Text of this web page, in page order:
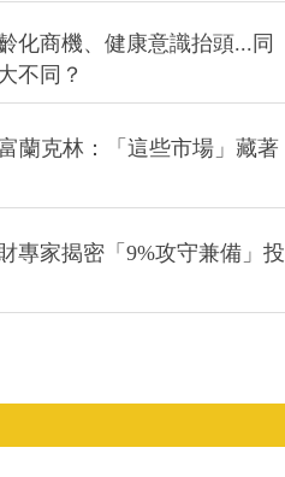
化商機、健康意識抬頭...同
不同？
蘭克林：「這些市場」藏著
專家揭密「9%攻守兼備」投